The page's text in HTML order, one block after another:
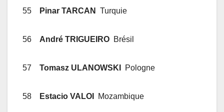
55 Pinar TARCAN Turquie
56 André TRIGUEIRO Brésil
57 Tomasz ULANOWSKI Pologne
58 Estacio VALOI Mozambique